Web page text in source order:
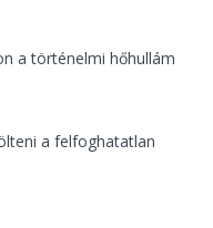
a történelmi hőhullám
a felfoghatatlan